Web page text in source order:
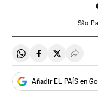
São
Compartir en
Compartir en
Compartir
Añadir EL PAÍS en